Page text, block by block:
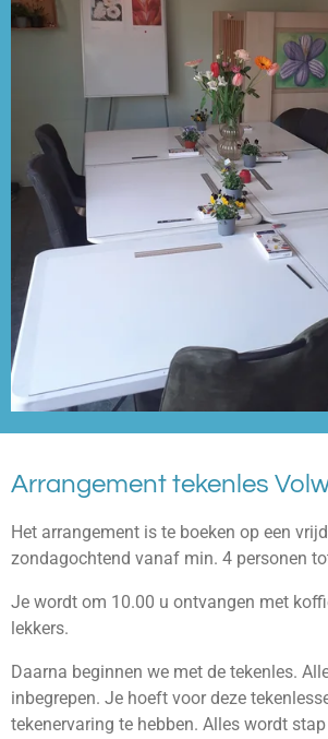
Arrangement tekenles
Het arrangement is te boeken op een
zondagochtend vanaf min. 4 personen
Je wordt om 10.00 u ontvangen met
lekkers.
Daarna beginnen we met de tekenles.
inbegrepen. Je hoeft voor deze
tekenervaring te hebben. Alles wordt